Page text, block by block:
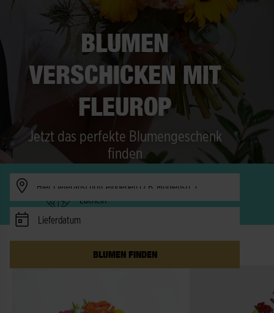
BLUMEN
VERSCHICKEN MIT
FLEUROP
Jetzt das perfekte Blumengeschenk
finden
Verfügbarkeit prüfen
Lieferdatum
BLUMEN FINDEN
Freude in 150 Länder - schneller als ein
Lächeln
DIE BESTSELLER IM AUGUST